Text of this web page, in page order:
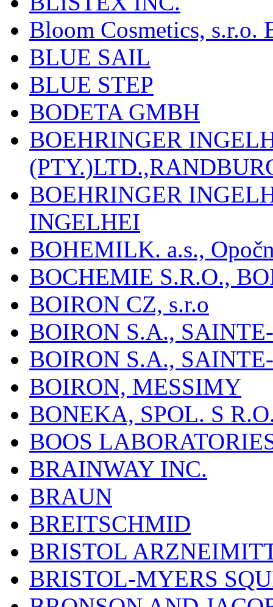
Bloom Cosmetics, s.r.o.
BLUE SAIL
BLUE STEP
BODETA GMBH
BOEHRINGER
BOEHRINGER
INGELHEI
BOHEMILK. a.s.,
BOCHEMIE S.R.O.,
BOIRON CZ, s.r.o
BOIRON S.A.,
BOIRON S.A.,
BOIRON, MESSIMY
BONEKA, SPOL. S
BOOS
BRAINWAY INC.
BRAUN
BREITSCHMID
BRISTOL
BRISTOL-MYERS